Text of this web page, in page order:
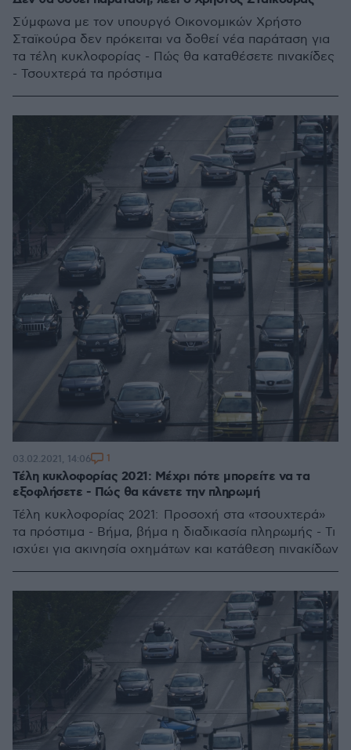
Σύμφωνα με τον υπουργό Οικονομικών Χρήστο
Σταϊκούρα δεν πρόκειται να δοθεί νέα παράταση για
τα τέλη κυκλοφορίας - Πώς θα καταθέσετε πινακίδες
- Τσουχτερά τα πρόστιμα
Τέλη κυκλοφορίας 2021: Μέχρι πότε μπορείτε να τα
εξοφλήσετε - Πώς θα κάνετε την πληρωμή
Τέλη κυκλοφορίας 2021: Προσοχή στα «τσουχτερά»
τα πρόστιμα - Βήμα, βήμα η διαδικασία πληρωμής - Τι
ισχύει για ακινησία οχημάτων και κατάθεση πινακίδων
03.02.2021, 14:06 1